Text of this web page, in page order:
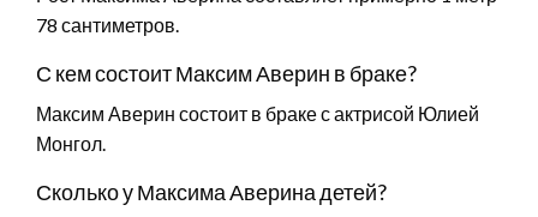
78 сантиметров.
С кем состоит Максим Аверин в браке?
Максим Аверин состоит в браке с актрисой Юлией
Монгол.
Сколько у Максима Аверина детей?